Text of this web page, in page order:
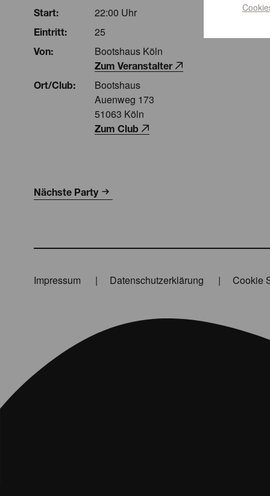
Start: 22:00 Uhr
Eintritt: 25
Von: Bootshaus Köln
Zum Veranstalter
Ort/Club:
Bootshaus
Auenweg 173
51063 Köln
Zum Club
Nächste Party
Impressum Datenschutzerklärung Cookie